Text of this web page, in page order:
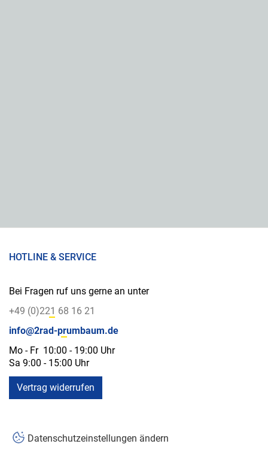
HOTLINE & SERVICE
Bei Fragen ruf uns gerne an unter
+49 (0)221 68 16 21
info@2rad-prumbaum.de
Mo - Fr 10:00 - 19:00 Uhr
Sa 9:00 - 15:00 Uhr
Vertrag widerrufen
Datenschutzeinstellungen ändern